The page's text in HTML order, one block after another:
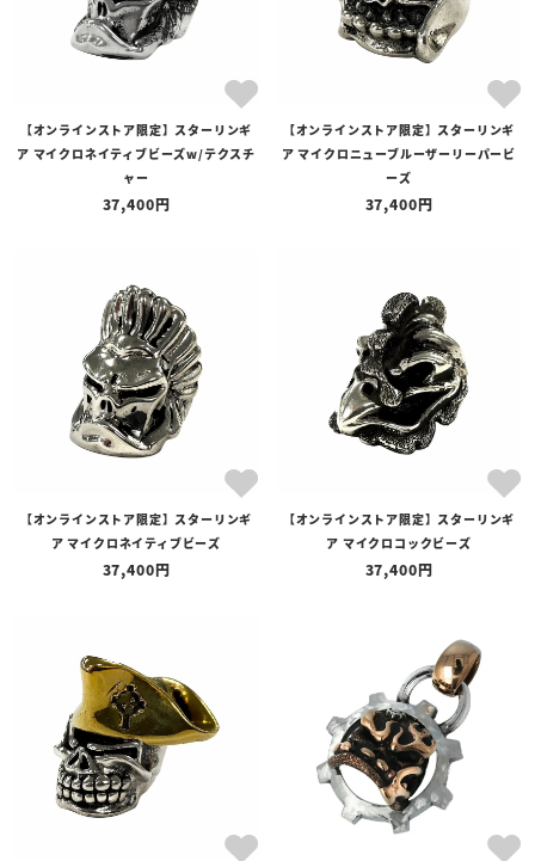
ブランド
価格
【オンラインストア限定】スターリンギ
ア マイクロネイティブビーズw/テクスチ
ャー
37,400
【オンラインストア限定】スターリンギ
ア マイクロニューブルーザーリーパービ
ーズ
37,400
【オンラインストア限定】スターリンギ
ア マイクロネイティブビーズ
37,400
【オンラインストア限定】スターリンギ
ア マイクロコックビーズ
37,400